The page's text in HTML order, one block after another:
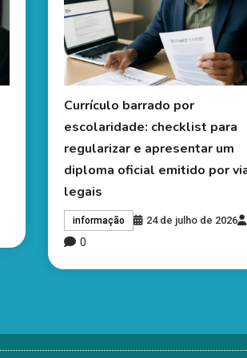
Currículo barrado por
escolaridade: checklist para
regularizar e apresentar um
diploma oficial emitido por
legais
informação 24 de julho de 2026
0